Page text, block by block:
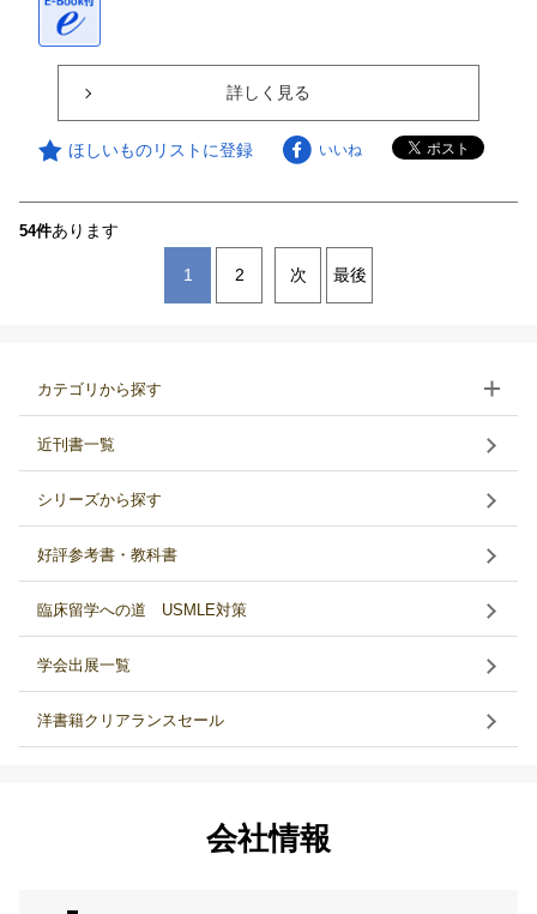
詳しく見る
ほしいものリストに登録 いいね
54件あります
1 2 次 最後
カテゴリから探す
近刊書一覧
シリーズから探す
好評参考書・教科書
臨床留学への道 USMLE対策
学会出展一覧
洋書籍クリアランスセール
会社情報